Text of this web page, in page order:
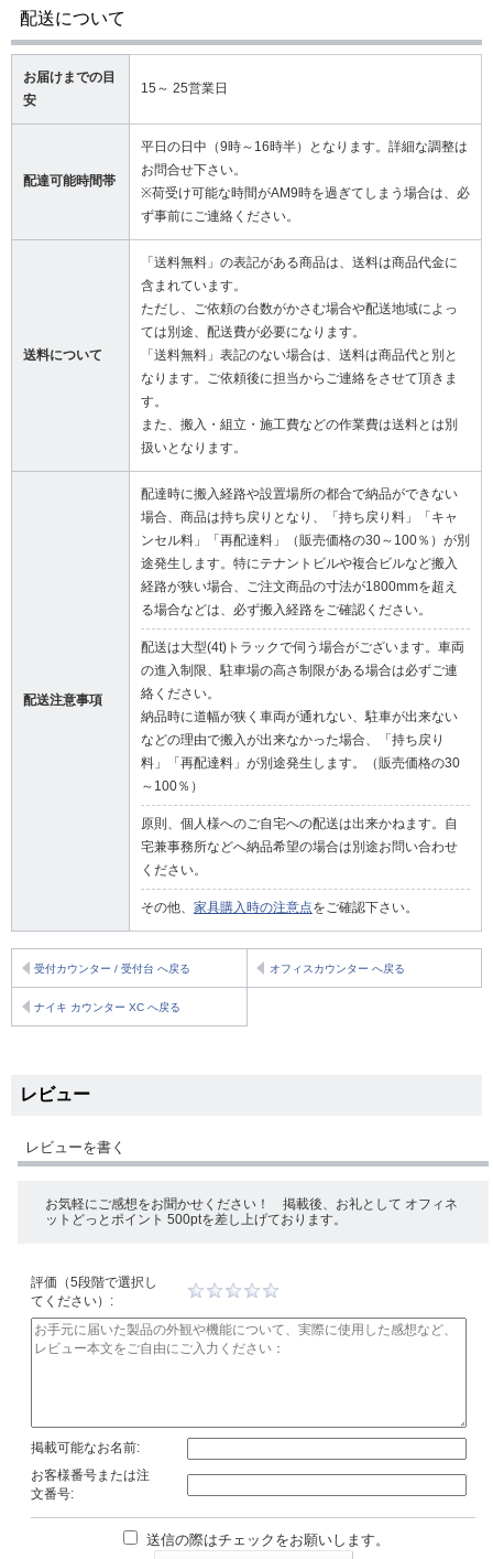
配送について
お届けまでの目
安
15～ 25営業日
配達可能時間帯
平日の日中（9時～16時半）となります。詳細な調整は
お問合せ下さい。
※荷受け可能な時間がAM9時を過ぎてしまう場合は、必
ず事前にご連絡ください。
送料について
「送料無料」の表記がある商品は、送料は商品代金に
含まれています。
ただし、ご依頼の台数がかさむ場合や配送地域によっ
ては別途、配送費が必要になります。
「送料無料」表記のない場合は、送料は商品代と別と
なります。ご依頼後に担当からご連絡をさせて頂きま
す。
また、搬入・組立・施工費などの作業費は送料とは別
扱いとなります。
配送注意事項
配達時に搬入経路や設置場所の都合で納品ができない
場合、商品は持ち戻りとなり、「持ち戻り料」「キャ
ンセル料」「再配達料」（販売価格の30～100％）が別
途発生します。特にテナントビルや複合ビルなど搬入
経路が狭い場合、ご注文商品の寸法が1800mmを超え
る場合などは、必ず搬入経路をご確認ください。
配送は大型(4t)トラックで伺う場合がございます。車両
の進入制限、駐車場の高さ制限がある場合は必ずご連
絡ください。
納品時に道幅が狭く車両が通れない、駐車が出来ない
などの理由で搬入が出来なかった場合、「持ち戻り
料」「再配達料」が別途発生します。（販売価格の30
～100％）
原則、個人様へのご自宅への配送は出来かねます。自
宅兼事務所などへ納品希望の場合は別途お問い合わせ
ください。
その他、 家具購入時の注意点をご確認下さい。
受付カウンター / 受付台 へ戻る オフィスカウンター へ戻る
ナイキ カウンター XC へ戻る
レビュー
レビューを書く
お気軽にご感想をお聞かせください！ 掲載後、お礼として オフィネ
ットどっとポイント 500ptを差し上げております。
評価（5段階で選択し
てください）:
掲載可能なお名前:
お客様番号または注
文番号:
送信の際はチェックをお願いします。